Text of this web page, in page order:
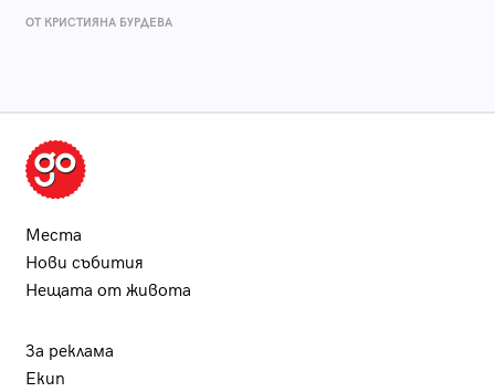
ОТ КРИСТИЯНА БУРДЕВА
Места
Нови събития
Нещата от живота
За реклама
Екип